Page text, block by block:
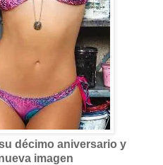
décimo aniversario y
imagen